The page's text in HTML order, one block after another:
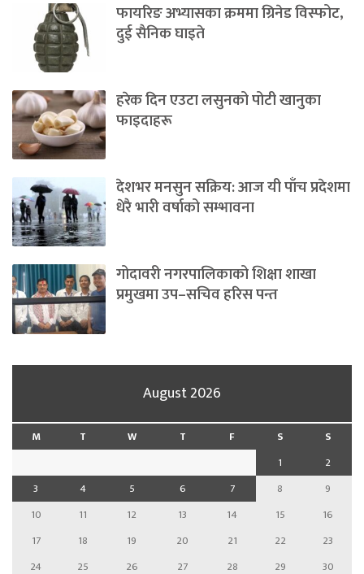
फायरिङ अभ्यासका क्रममा ग्रिनेड विस्फोट,
दुई सैनिक घाइते
हरेक दिन एउटा लसुनको पोटी खानुका
फाइदाहरू
देशभर मनसुन सक्रिय: आज यी पाँच प्रदेशमा
धेरै भारी वर्षाको सम्भावना
गोदावरी नगरपालिकाको शिक्षा शाखा
प्रमुखमा उप–सचिव हरिस पन्त
August 2026
M T W T F S
S
1
2
3
4 5 6 7 8
9
10
11 12 13 14 15
16
17
18 19 20 21 22
23
24
25 26 27 28 29
30